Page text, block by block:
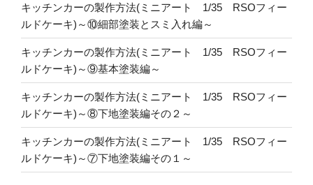
キッチンカーの製作方法(ミニアート 1/35 RSOフィー
ルドケーキ)～⑩細部塗装とスミ入れ編～
キッチンカーの製作方法(ミニアート 1/35 RSOフィー
ルドケーキ)～⑨基本塗装編～
キッチンカーの製作方法(ミニアート 1/35 RSOフィー
ルドケーキ)～⑧下地塗装編その２～
キッチンカーの製作方法(ミニアート 1/35 RSOフィー
ルドケーキ)～⑦下地塗装編その１～